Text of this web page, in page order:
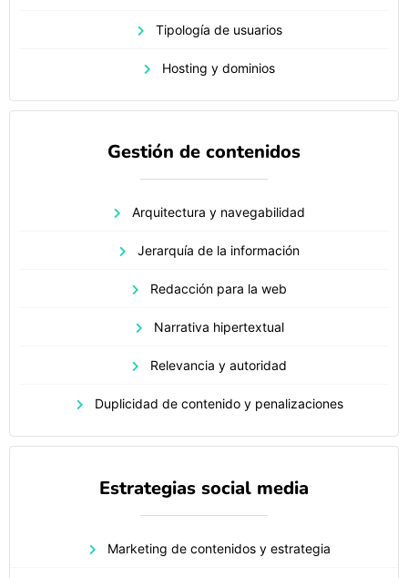
Tipología de usuarios
Hosting y dominios
Gestión de contenidos
Arquitectura y navegabilidad
Jerarquía de la información
Redacción para la web
Narrativa hipertextual
Relevancia y autoridad
Duplicidad de contenido y penalizaciones
Estrategias social media
Marketing de contenidos y estrategia